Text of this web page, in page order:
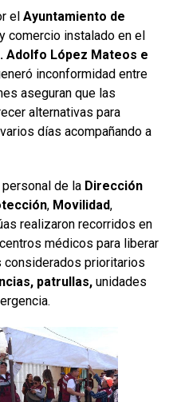
el Ayuntamiento de
comercio instalado en el
Adolfo López Mateos e
inconformidad entre
aseguran que las
alternativas para
días acompañando a
de la Dirección
, Movilidad,
realizaron recorridos en
médicos para liberar
considerados prioritarios
patrullas, unidades